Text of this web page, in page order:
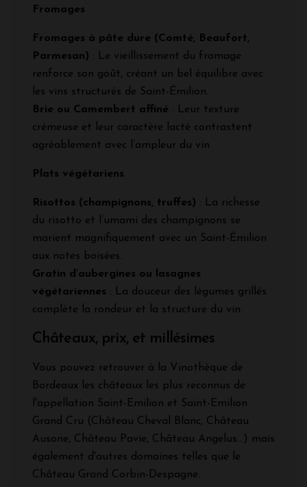
Fromages
Fromages à pâte dure (Comté, Beaufort,
Parmesan) : Le vieillissement du fromage
renforce son goût, créant un bel équilibre avec
les vins structurés de Saint-Émilion.
Brie ou Camembert affiné : Leur texture
crémeuse et leur caractère lacté contrastent
agréablement avec l’ampleur du vin.
Plats végétariens
Risottos (champignons, truffes) : La richesse
du risotto et l’umami des champignons se
marient magnifiquement avec un Saint-Émilion
aux notes boisées.
Gratin d’aubergines ou lasagnes
végétariennes : La douceur des légumes grillés
complète la rondeur et la structure du vin.
Châteaux, prix, et millésimes
Vous pouvez retrouver à la Vinothèque de
Bordeaux les châteaux les plus reconnus de
l'appellation Saint-Emilion et Saint-Emilion
Grand Cru (Château Cheval Blanc, Château
Ausone, Château Pavie, Château Angelus...) mais
également d'autres domaines telles que le
Château Grand Corbin-Despagne.